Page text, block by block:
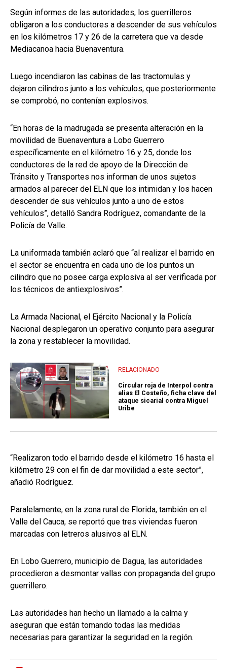
Según informes de las autoridades, los guerrilleros
obligaron a los conductores a descender de sus vehículos
en los kilómetros 17 y 26 de la carretera que va desde
Mediacanoa hacia Buenaventura.
Luego incendiaron las cabinas de las tractomulas y
dejaron cilindros junto a los vehículos, que posteriormente
se comprobó, no contenían explosivos.
“En horas de la madrugada se presenta alteración en la
movilidad de Buenaventura a Lobo Guerrero
específicamente en el kilómetro 16 y 25, donde los
conductores de la red de apoyo de la Dirección de
Tránsito y Transportes nos informan de unos sujetos
armados al parecer del ELN que los intimidan y los hacen
descender de sus vehículos junto a uno de estos
vehículos”, detalló Sandra Rodríguez, comandante de la
Policía de Valle.
La uniformada también aclaró que “al realizar el barrido en
el sector se encuentra en cada uno de los puntos un
cilindro que no posee carga explosiva al ser verificada por
los técnicos de antiexplosivos”.
La Armada Nacional, el Ejército Nacional y la Policía
Nacional desplegaron un operativo conjunto para asegurar
la zona y restablecer la movilidad.
RELACIONADO
Circular roja de Interpol contra
alias El Costeño, ficha clave del
ataque sicarial contra Miguel
Uribe
“Realizaron todo el barrido desde el kilómetro 16 hasta el
kilómetro 29 con el fin de dar movilidad a este sector”,
añadió Rodríguez.
Paralelamente, en la zona rural de Florida, también en el
Valle del Cauca, se reportó que tres viviendas fueron
marcadas con letreros alusivos al ELN.
En Lobo Guerrero, municipio de Dagua, las autoridades
procedieron a desmontar vallas con propaganda del grupo
guerrillero.
Las autoridades han hecho un llamado a la calma y
aseguran que están tomando todas las medidas
necesarias para garantizar la seguridad en la región.